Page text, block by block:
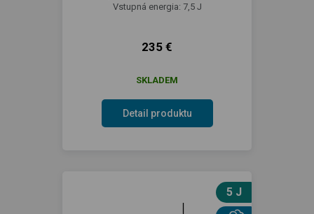
Vstupná energia: 7,5 J
235 €
SKLADEM
Detail produktu
5 J